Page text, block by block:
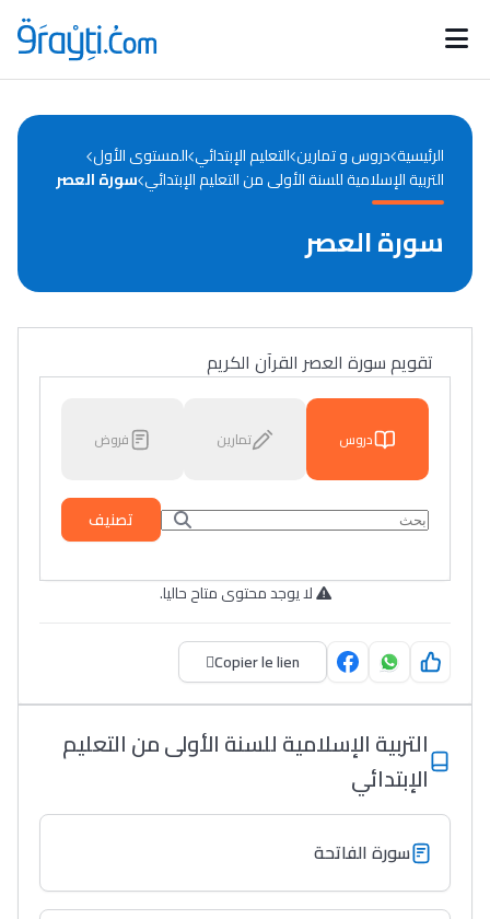
Catégories
d'actualités
Annonces bourses
الرئيسية دروس و تمارين التعليم الإبتدائي المستوى الأول
التربية الإسلامية للسنة الأولى من التعليم الإبتدائي سورة العصر
سورة العصر
تقويم سورة العصر القرآن الكريم
دروس تمارين فروض
تصنيف
لا يوجد محتوى متاح حاليا.
Copier le lien
التربية الإسلامية للسنة الأولى من التعليم
الإبتدائي
سورة الفاتحة